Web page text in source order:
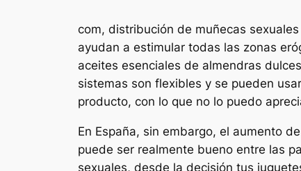
com, distribución de muñecas
ayudan a estimular todas las zonas
aceites esenciales de almendras
sistemas son flexibles y se pueden
producto, con lo que no lo puedo
En España, sin embargo, el aumento
puede ser realmente bueno entre las
sexuales, desde la decisión tus